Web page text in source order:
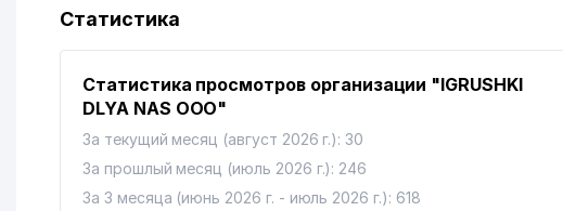
13
14 ARDUS СП ООО
PRO ART DECOR СП ООО
ПОЧЁТНОЕ КОНСУЛЬСТВО КОРОЛЕВСТВА НИДЕРЛАНДОВ
ЛИ И.Х. ИндП
Статистика
Статистика просмотров организации "IGRUSHKI
DLYA NAS ООО"
За текущий месяц (август 2026 г.): 30
За прошлый месяц (июль 2026 г.): 246
За 3 месяца (июнь 2026 г. - июль 2026 г.): 618